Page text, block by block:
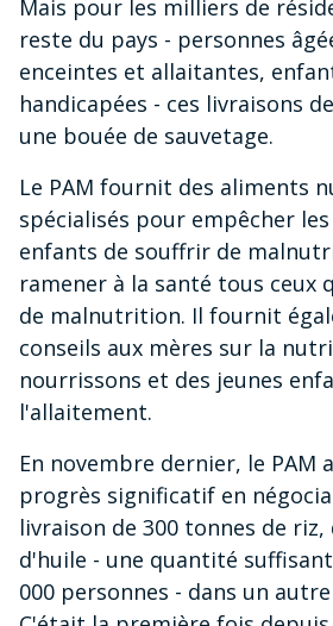
Mais pour les milliers de
reste du pays - personnes
enceintes et allaitantes,
handicapées - ces livraisons
une bouée de sauvetage.
Le PAM fournit des aliments
spécialisés pour empêcher
enfants de souffrir de
ramener à la santé tous ceux
de malnutrition. Il fournit
conseils aux mères sur la
nourrissons et des jeunes
l'allaitement.
En novembre dernier, le PAM
progrès significatif en
livraison de 300 tonnes de
d'huile - une quantité
000 personnes - dans un